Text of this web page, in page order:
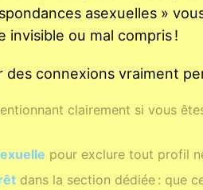
asexuelles »
invisible ou mal compris !
des connexions vraiment
clairement si vous
pour exclure tout profil
dans la section dédiée : que